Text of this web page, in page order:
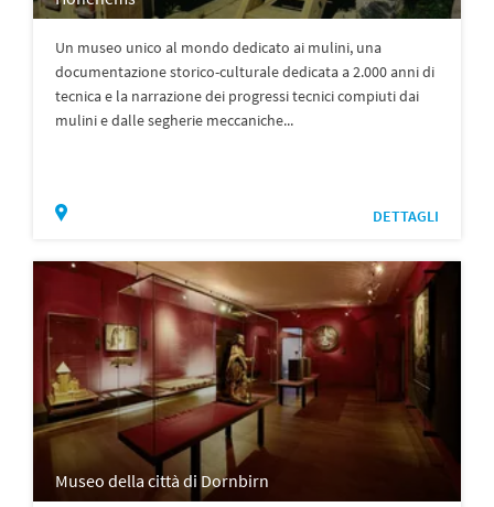
Un museo unico al mondo dedicato ai mulini, una
documentazione storico-culturale dedicata a 2.000 anni di
tecnica e la narrazione dei progressi tecnici compiuti dai
mulini e dalle segherie meccaniche...
DETTAGLI
Museo della città di Dornbirn